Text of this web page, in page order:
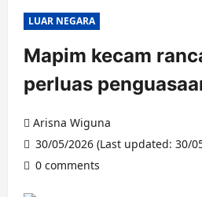
LUAR NEGARA
Mapim kecam
perluas
Arisna Wiguna
30/05/2026 (Last updated: 30/
0 comments